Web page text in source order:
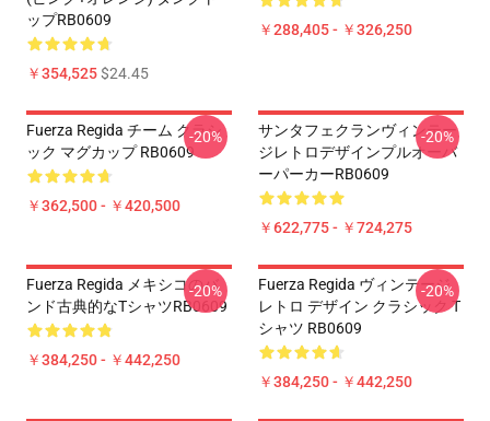
ップRB0609
￥354,525$24.45
￥288,405 - ￥326,250
Fuerza Regida チーム クラシ
ック マグカップ RB0609
￥362,500 - ￥420,500
-20%
サンタフェクランヴィンテー
ジレトロデザインプルオーバ
ーパーカーRB0609
￥622,775 - ￥724,275
-20%
Fuerza Regida メキシコのバ
ンド古典的なTシャツRB0609
￥384,250 - ￥442,250
-20%
Fuerza Regida ヴィンテージ
レトロ デザイン クラシック T
シャツ RB0609
￥384,250 - ￥442,250
-20%